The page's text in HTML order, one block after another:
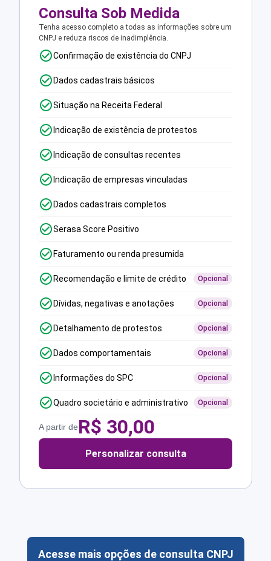
Consulta Sob Medida
Tenha acesso completo a todas as informações sobre um
CNPJ e reduza riscos de inadimplência.
Confirmação de existência do CNPJ
Dados cadastrais básicos
Situação na Receita Federal
Indicação de existência de protestos
Indicação de consultas recentes
Indicação de empresas vinculadas
Dados cadastrais completos
Serasa Score Positivo
Faturamento ou renda presumida
Recomendação e limite de crédito Opcional
Dívidas, negativas e anotações Opcional
Detalhamento de protestos Opcional
Dados comportamentais Opcional
Informações do SPC Opcional
Quadro societário e administrativo Opcional
A partir deR$ 30,00
Personalizar consulta
Acesse mais opções de consulta CNPJ